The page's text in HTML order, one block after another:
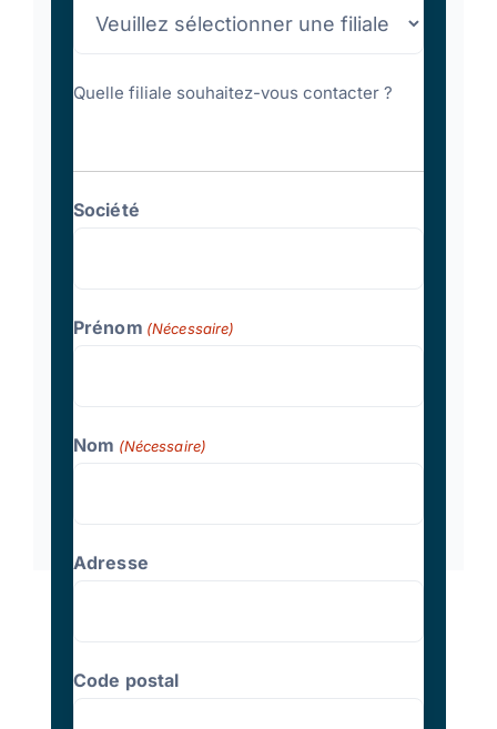
Quelle filiale souhaitez-vous contacter ?
Société
Prénom (Nécessaire)
Nom (Nécessaire)
Adresse
Code postal